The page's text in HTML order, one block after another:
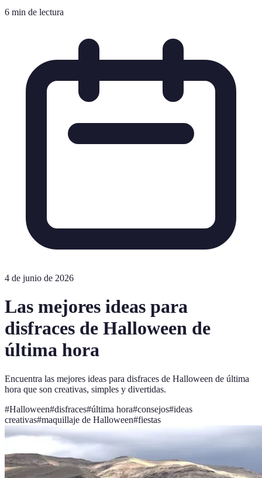
6 min de lectura
4 de junio de 2026
Las mejores ideas para
disfraces de Halloween de
última hora
Encuentra las mejores ideas para disfraces de Halloween de última
hora que son creativas, simples y divertidas.
#Halloween#disfraces#última hora#consejos#ideas
creativas#maquillaje de Halloween#fiestas